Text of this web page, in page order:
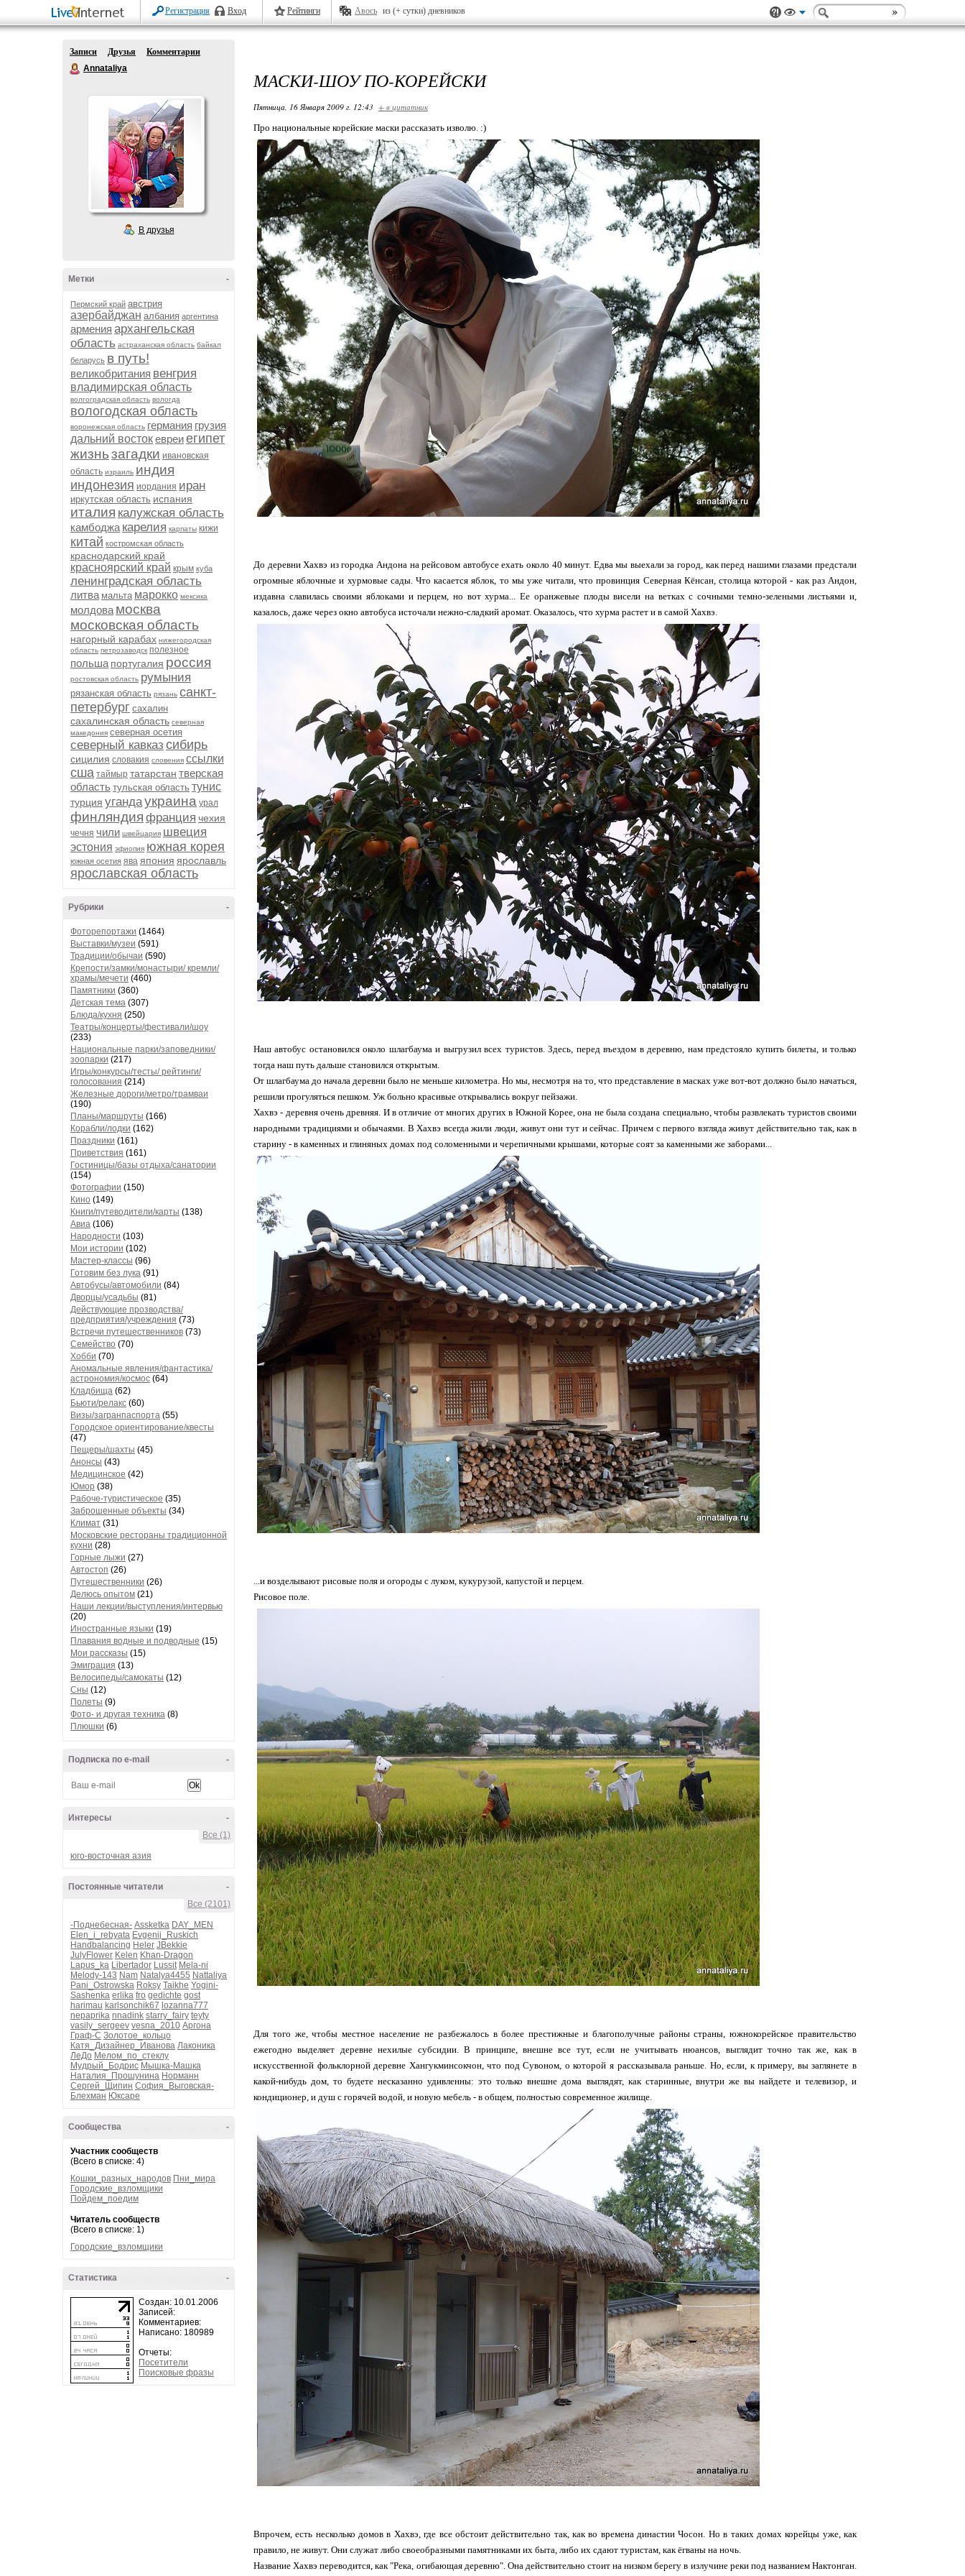
Регистрация Вход Рейтинги Авось из (+ сутки) дневников
Записи Друзья
Комментарии
Annataliya
В друзья
-
Метки
Пермский край австрия
азербайджан албания аргентина
армения архангельская
область астраханская область байкал
беларусь в путь!
великобритания венгрия
владимирская область
волгоградская область вологда
вологодская область
воронежская область германия грузия
дальний востокевреиегипет
жизньзагадки ивановская
область израиль индия
индонезия иордания иран
иркутская область испания
италия калужская область
камбоджа карелия карпаты кижи
китай костромская область
краснодарский край
красноярский край крым куба
ленинградская область
литва мальта марокко мексика
молдова москва
московская область
нагорный карабах нижегородская
область петрозаводск полезное
польша португалия россия
ростовская область румыния
рязанская область рязань санкт-
петербург сахалин
сахалинская область северная
македония северная осетия
северный кавказ сибирь
сицилия словакия словения ссылки
сша таймыр татарстан тверская
область тульская область тунис
турция угандаукраина урал
финляндия франция чехия
чечня чили швейцария швеция
эстония эфиопия южная корея
южная осетия ява япония ярославль
ярославская область
-
Рубрики
Фоторепортажи (1464)
Выставки/музеи (591)
Традиции/обычаи (590)
Крепости/замки/монастыри/ кремли/
храмы/мечети (460)
Памятники (360)
Детская тема (307)
Блюда/кухня (250)
Театры/концерты/фестивали/шоу
(233)
Национальные парки/заповедники/
зоопарки (217)
Игры/конкурсы/тесты/ рейтинги/
голосования (214)
Железные дороги/метро/трамваи
(190)
Планы/маршруты (166)
Корабли/лодки (162)
Праздники (161)
Приветствия (161)
Гостиницы/базы отдыха/санатории
(154)
Фотографии (150)
Кино (149)
Книги/путеводители/карты (138)
Авиа (106)
Народности (103)
Мои истории (102)
Мастер-классы (96)
Готовим без лука (91)
Автобусы/автомобили (84)
Дворцы/усадьбы (81)
Действующие прозводства/
предприятия/учреждения (73)
Встречи путешественников (73)
Семейство (70)
Хобби (70)
Аномальные явления/фантастика/
астрономия/космос (64)
Кладбища (62)
Бьюти/релакс (60)
Визы/загранпаспорта (55)
Городское ориентирование/квесты
(47)
Пещеры/шахты (45)
Анонсы (43)
Медицинское (42)
Юмор (38)
Рабоче-туристическое (35)
Заброшенные объекты (34)
Климат (31)
Московские рестораны традиционной
кухни (28)
Горные лыжи (27)
Автостоп (26)
Путешественники (26)
Делюсь опытом (21)
Наши лекции/выступления/интервью
(20)
Иностранные языки (19)
Плавания водные и подводные (15)
Мои рассказы (15)
Эмиграция (13)
Велосипеды/самокаты (12)
Сны (12)
Полеты (9)
Фото- и другая техника (8)
Плюшки (6)
-
Подписка по e-mail
-
Интересы
Все (1)
юго-восточная азия
-
Постоянные читатели
Все (2101)
-Поднебесная- Assketka DAY_MEN
Elen_i_rebyata Evgenij_Ruskich
Handbalancing Heler JBekkie
JulyFlower Kelen Khan-Dragon
Lapus_ka Libertador Lussit Mela-ni
Melody-143 Nam Natalya4455 Nattaliya
Pani_Ostrowska Roksy Taikhe Yogini-
Sashenka erlika fro gedichte gost
harimau karlsonchik67 lozanna777
nepaprika nnadink starry_fairy teyty
vasily_sergeev vesna_2010 Аргона
Граф-С Золотое_кольцо
Катя_Дизайнер_Иванова Лаконика
ЛеДо Мелом_по_стеклу
Мудрый_Бодрис Мышка-Машка
Наталия_Прошунина Норманн
Сергей_Щипин София_Выговская-
Блехман Юксаре
-
Сообщества
Участник сообществ
(Всего в списке: 4)
Кошки_разных_народов Пни_мира
Городские_взломщики
Пойдем_поедим
Читатель сообществ
(Всего в списке: 1)
Городские_взломщики
-
Статистика
Создан: 10.01.2006
Записей:
Комментариев:
Написано: 180989
Отчеты:
Посетители
Поисковые фразы
МАСКИ-ШОУ ПО-КОРЕЙСКИ
Пятница, 16 Января 2009 г. 12:43 + в цитатник
Про национальные корейские маски рассказать изволю. :)
До деревни Хахвэ из городка Андона на рейсовом автобусе ехать около 40 минут. Едва мы выехали за город, как перед нашими глазами предстали
огромные яблочные и хурмовые сады. Что касается яблок, то мы уже читали, что провинция Северная Кёнсан, столица которой - как раз Андон,
издавна славилась своими яблоками и перцем, но вот хурма... Ее оранжевые плоды висели на ветках с сочными темно-зелеными листьями и,
казалось, даже через окно автобуса источали нежно-сладкий аромат. Оказалось, что хурма растет и в самой Хахвэ.
Наш автобус остановился около шлагбаума и выгрузил всех туристов. Здесь, перед въездом в деревню, нам предстояло купить билеты, и только
тогда наш путь дальше становился открытым.
От шлагбаума до начала деревни было не меньше километра. Но мы, несмотря на то, что представление в масках уже вот-вот должно было начаться,
решили прогуляться пешком. Уж больно красивые открывались вокруг пейзажи.
Хахвэ - деревня очень древняя. И в отличие от многих других в Южной Корее, она не была создана специально, чтобы развлекать туристов своими
народными традициями и обычаями. В Хахвэ всегда жили люди, живут они тут и сейчас. Причем с первого взгляда живут действительно так, как в
старину - в каменных и глиняных домах под соломенными и черепичными крышами, которые соят за каменными же заборами...
...и возделывают рисовые поля и огороды с луком, кукурузой, капустой и перцем.
Рисовое поле.
Для того же, чтобы местное население не разбежалось в более престижные и благополучные районы страны, южнокорейское правительство
ежегодно выделяет деревне нехилые субсидии. В принципе, внешне все тут, если не учитывать нюансов, выглядит точно так же, как в
искусственной фольклорной деревне Хангукминсокчон, что под Сувоном, о которой я рассказывала раньше. Но, если, к примеру, вы заглянете в
какой-нибудь дом, то будете несказанно удивленны: это только внешне дома выглядят, как старинные, внутри же вы найдете и телевизор, и
кондиционер, и душ с горячей водой, и новую мебель - в общем, полностью современное жилище.
Впрочем, есть несколько домов в Хахвэ, где все обстоит действительно так, как во времена династии Чосон. Но в таких домах корейцы уже, как
правило, не живут. Они служат либо своеобразными памятниками их быта, либо их сдают туристам, как ёгваны на ночь.
Название Хахвэ переводится, как "Река, огибающая деревню". Она действительно стоит на низком берегу в излучине реки под названием Нактонган.